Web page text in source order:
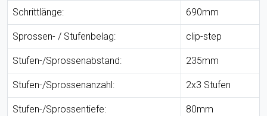
Schrittlänge: 690mm
Sprossen- / Stufenbelag: clip-step
Stufen-/Sprossenabstand: 235mm
Stufen-/Sprossenanzahl: 2x3 Stufen
Stufen-/Sprossentiefe: 80mm